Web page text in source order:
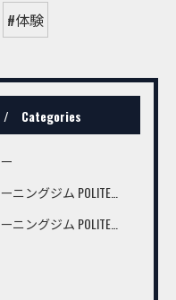
#体験
Categories
グジム POLITE桜町店
ジム POLITE鍛冶屋町店